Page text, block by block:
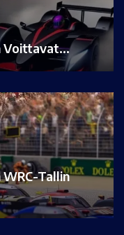
Voittavat…
Tallin